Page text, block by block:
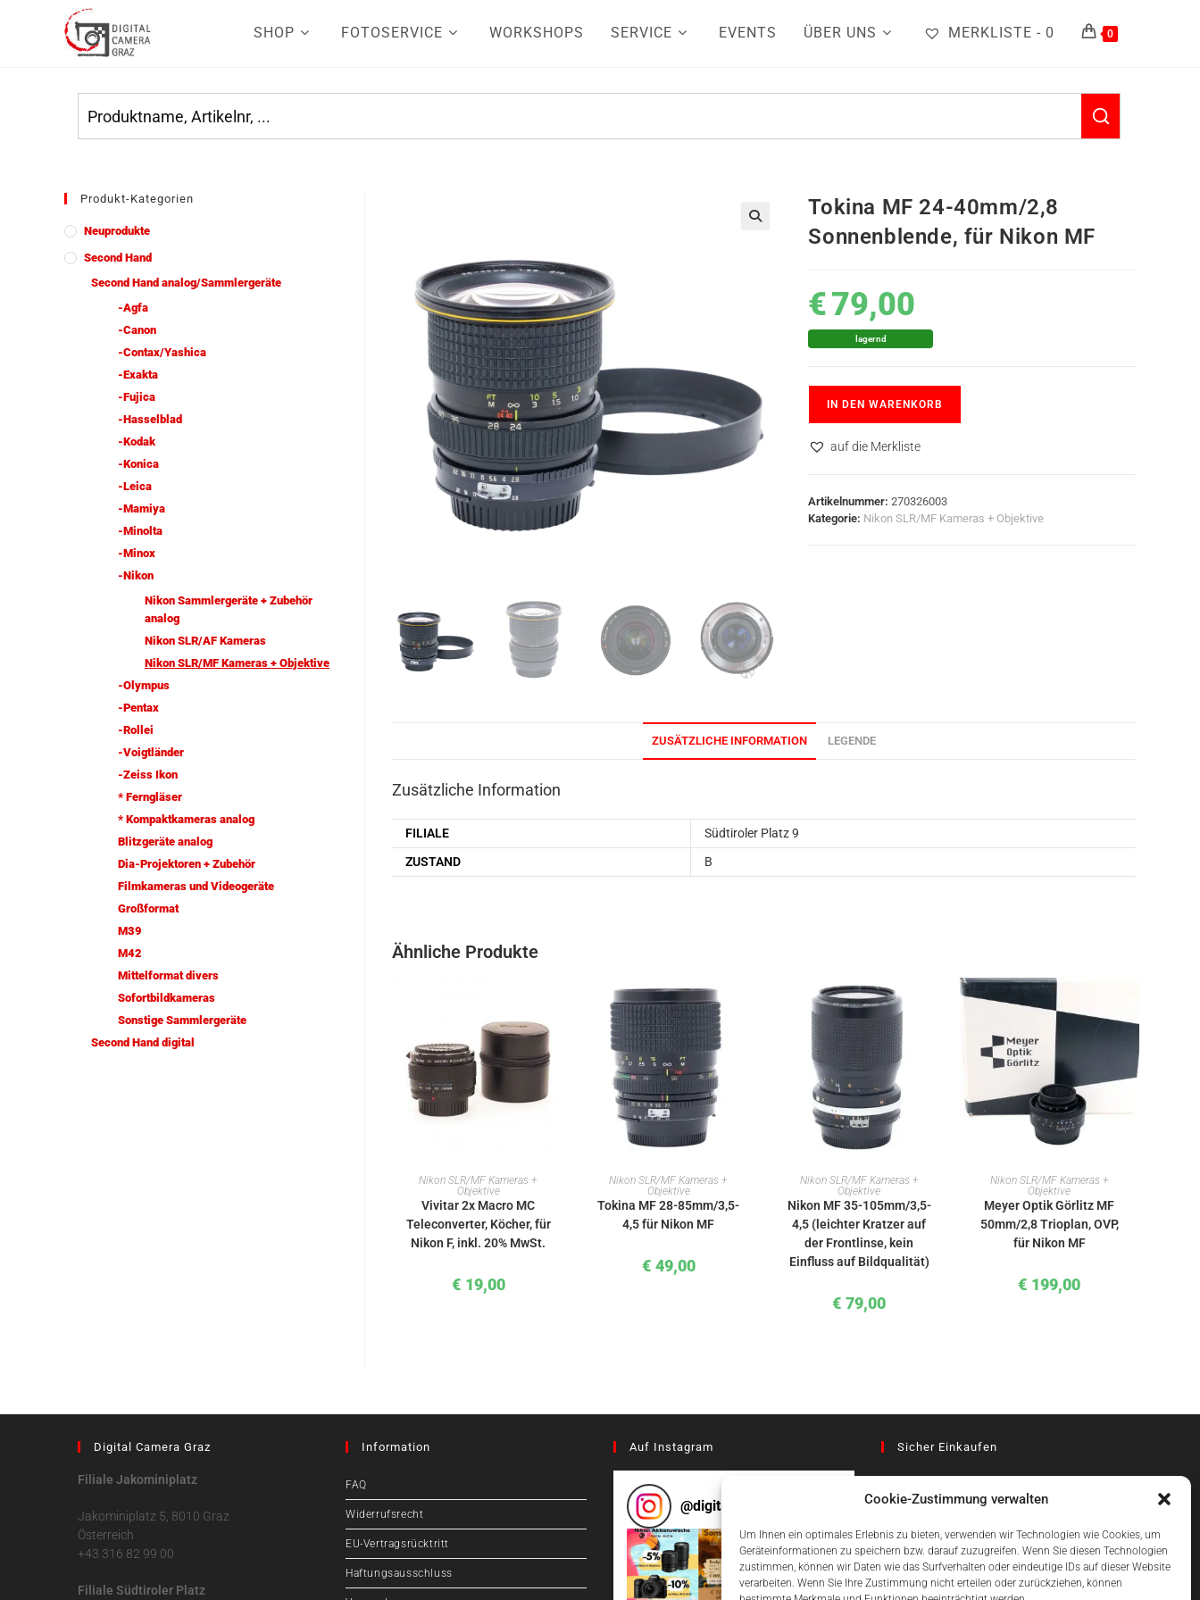
Cookie-Zustimmung verwalten
Um Ihnen ein optimales Erlebnis zu bieten, verwenden wir Technologien wie Cookies, um
Geräteinformationen zu speichern bzw. darauf zuzugreifen. Wenn Sie diesen Technologien
zustimmen, können wir Daten wie das Surfverhalten oder eindeutige IDs auf dieser Website
verarbeiten. Wenn Sie Ihre Zustimmung nicht erteilen oder zurückziehen, können
SHOP FOTOSERVICE WORKSHOPS SERVICE EVENTS ÜBER UNS MERKLISTE - 0 0
Tokina MF 24-40mm/2,8
Sonnenblende, für Nikon MF
€79,00
lagernd
IN DEN WARENKORB
auf die Merkliste
Artikelnummer:270326003
Kategorie: Nikon SLR/MF Kameras + Objektive
ZUSÄTZLICHE INFORMATION LEGENDE
Zusätzliche Information
FILIALE
Südtiroler Platz 9
ZUSTAND
B
Ähnliche Produkte
IN DEN WARENKORB
Nikon SLR/MF Kameras +
Objektive
Vivitar 2x Macro MC
Teleconverter, Köcher, für
Nikon F, inkl. 20% MwSt.
€ 19,00
IN DEN WARENKORB
Nikon SLR/MF Kameras +
Objektive
Tokina MF 28-85mm/3,5-
4,5 für Nikon MF
€ 49,00
IN DEN WARENKORB
Nikon SLR/MF Kameras +
Objektive
Nikon MF 35-105mm/3,5-
4,5 (leichter Kratzer auf
der Frontlinse, kein
Einfluss auf Bildqualität)
€ 79,00
IN DEN WARENKORB
Nikon SLR/MF Kameras +
Objektive
Meyer Optik Görlitz MF
50mm/2,8 Trioplan, OVP,
für Nikon MF
€ 199,00
Produkt-Kategorien
Neuprodukte
Second Hand
Second Hand analog/Sammlergeräte
-Agfa
-Canon
-Contax/Yashica
-Exakta
-Fujica
-Hasselblad
-Kodak
-Konica
-Leica
-Mamiya
-Minolta
-Minox
-Nikon
Nikon Sammlergeräte + Zubehör
analog
Nikon SLR/AF Kameras
Nikon SLR/MF Kameras + Objektive
-Olympus
-Pentax
-Rollei
-Voigtländer
-Zeiss Ikon
* Ferngläser
* Kompaktkameras analog
Blitzgeräte analog
Dia-Projektoren + Zubehör
Filmkameras und Videogeräte
Großformat
M39
M42
Mittelformat divers
Sofortbildkameras
Sonstige Sammlergeräte
Second Hand digital
Digital Camera Graz
Filiale Jakominiplatz
Jakominiplatz 5, 8010 Graz
Österreich
+43 316 82 99 00
Filiale Südtiroler Platz
Information
FAQ
Widerrufsrecht
EU-Vertragsrücktritt
Haftungsausschluss
Auf Instagram
@digitalcameragraz
Sicher Einkaufen
Einfach Online Bezahlen